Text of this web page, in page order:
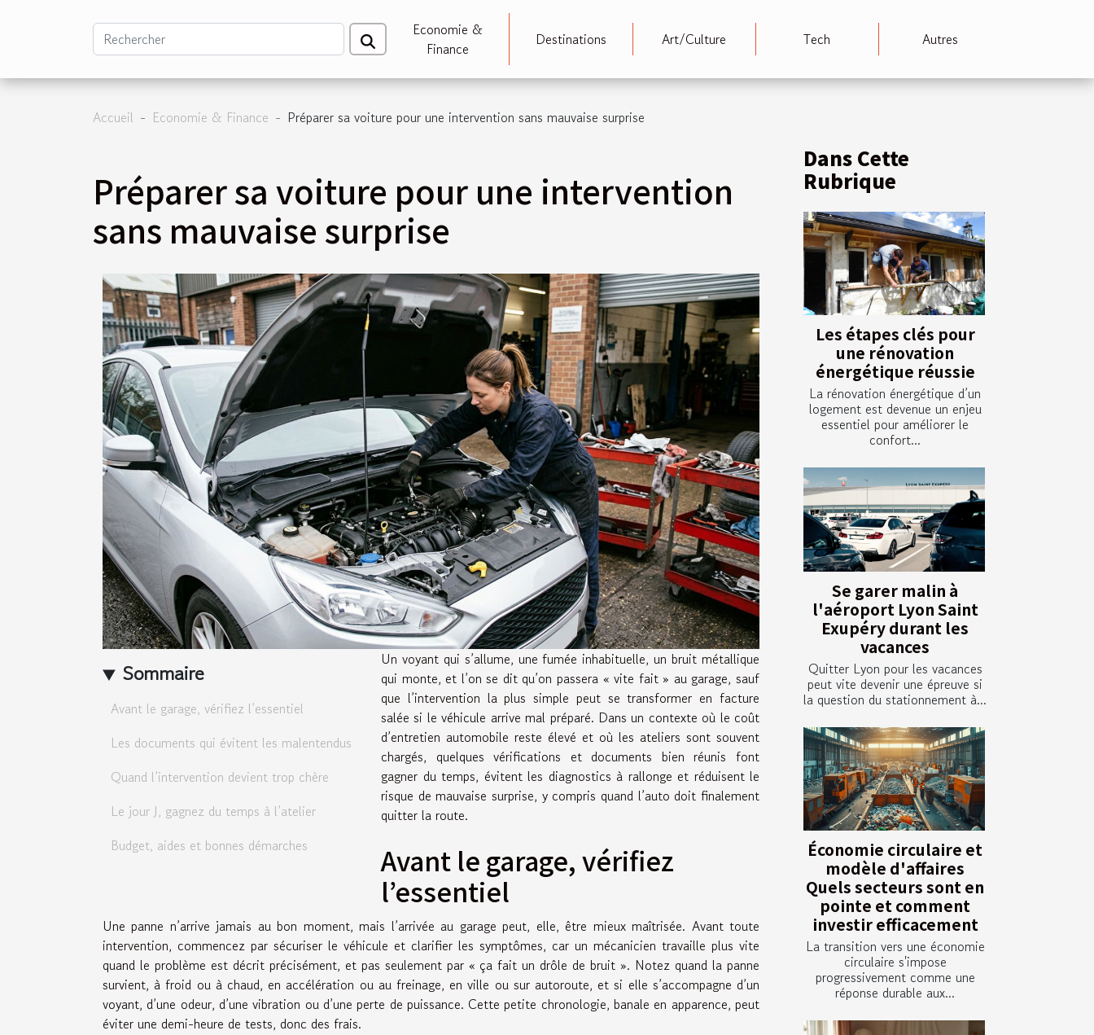
Economie &
Finance
Destinations Art/Culture Tech Autres
Accueil Economie & Finance Préparer sa voiture pour une intervention sans mauvaise surprise
Préparer sa voiture pour une intervention
sans mauvaise surprise
Sommaire
Avant le garage, vérifiez l’essentiel
Les documents qui évitent les malentendus
Quand l’intervention devient trop chère
Le jour J, gagnez du temps à l’atelier
Budget, aides et bonnes démarches
Un voyant qui s’allume, une fumée inhabituelle, un bruit métallique
qui monte, et l’on se dit qu’on passera « vite fait » au garage, sauf
que l’intervention la plus simple peut se transformer en facture
salée si le véhicule arrive mal préparé. Dans un contexte où le coût
d’entretien automobile reste élevé et où les ateliers sont souvent
chargés, quelques vérifications et documents bien réunis font
gagner du temps, évitent les diagnostics à rallonge et réduisent le
risque de mauvaise surprise, y compris quand l’auto doit finalement
quitter la route.
Avant le garage, vérifiez
l’essentiel
Une panne n’arrive jamais au bon moment, mais l’arrivée au garage peut, elle, être mieux maîtrisée. Avant toute
intervention, commencez par sécuriser le véhicule et clarifier les symptômes, car un mécanicien travaille plus vite
quand le problème est décrit précisément, et pas seulement par « ça fait un drôle de bruit ». Notez quand la panne
survient, à froid ou à chaud, en accélération ou au freinage, en ville ou sur autoroute, et si elle s’accompagne d’un
voyant, d’une odeur, d’une vibration ou d’une perte de puissance. Cette petite chronologie, banale en apparence, peut
éviter une demi-heure de tests, donc des frais.
Dans Cette
Rubrique
Les étapes clés pour
une rénovation
énergétique réussie
La rénovation énergétique d’un
logement est devenue un enjeu
essentiel pour améliorer le
confort...
Se garer malin à
l'aéroport Lyon Saint
Exupéry durant les
vacances
Quitter Lyon pour les vacances
peut vite devenir une épreuve si
la question du stationnement à...
Économie circulaire et
modèle d'affaires
Quels secteurs sont en
pointe et comment
investir efficacement
La transition vers une économie
circulaire s'impose
progressivement comme une
réponse durable aux...